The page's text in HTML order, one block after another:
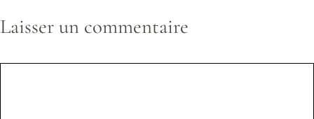
Laisser un commentaire